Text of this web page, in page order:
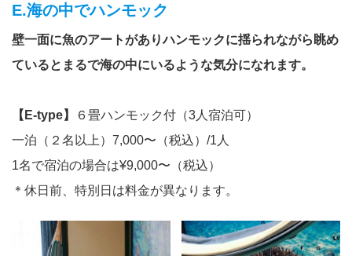
E.海の中でハンモック
壁一面に魚のアートがありハンモックに揺られながら眺め
ているとまるで海の中にいるような気分になれます。
【E-type】
６畳ハンモック付（3人宿泊可）
一泊（２名以上）7,000〜（税込）/1人
1名で宿泊の場合は¥9,000〜（税込）
＊休日前、特別日は料金が異なります。